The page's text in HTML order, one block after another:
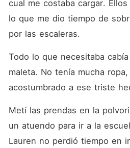
cual me costaba cargar.
lo que me dio tiempo de
por las escaleras.
Todo lo que necesitaba
maleta. No tenía mucha
acostumbrado a ese triste
Metí las prendas en la
un atuendo para ir a la
Lauren no perdió tiempo en